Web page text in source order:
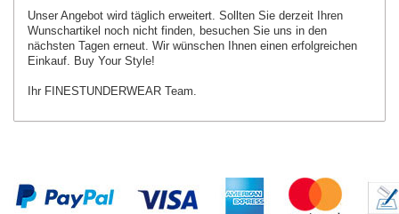
Unser Angebot wird täglich erweitert. Sollten Sie derzeit Ihren
Wunschartikel noch nicht finden, besuchen Sie uns in den
nächsten Tagen erneut. Wir wünschen Ihnen einen erfolgreichen
Einkauf. Buy Your Style!
Ihr FINESTUNDERWEAR Team.